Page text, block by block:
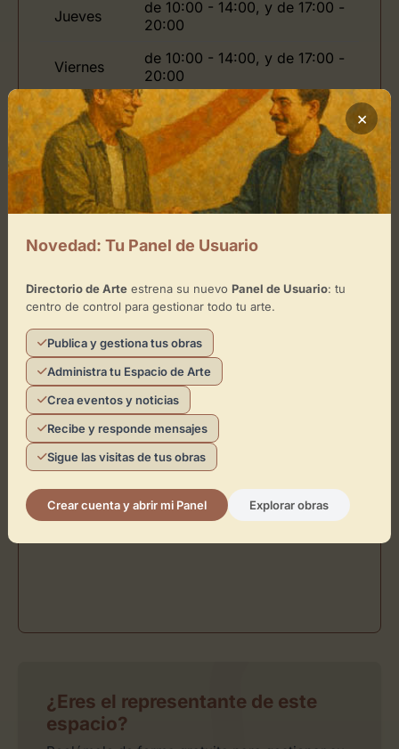
Jueves
de 10:00 - 14:00, y de 17:00 -
20:00
Viernes
de 10:00 - 14:00, y de 17:00 -
20:00
Domingo
de 10:00 - 14:00
Ubicación de Antiguo Convento de
la Merced
¿Eres el representante de este
espacio?
×
Novedad: Tu Panel de Usuario
Directorio de Arteestrena su nuevo Panel de Usuario: tu
centro de control para gestionar todo tu arte.
Publica y gestiona tus obras
Administra tu Espacio de Arte
Crea eventos y noticias
Recibe y responde mensajes
Sigue las visitas de tus obras
Crear cuenta y abrir mi Panel Explorar obras